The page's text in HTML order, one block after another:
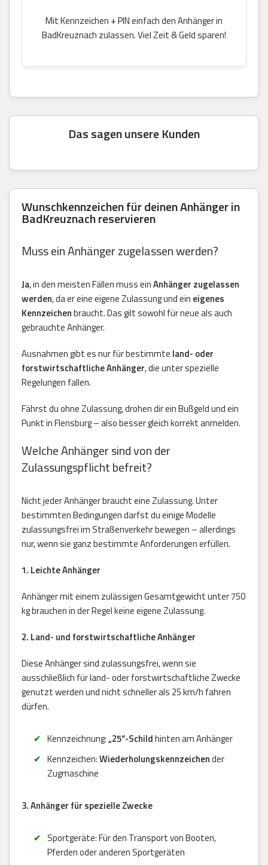
Mit Kennzeichen + PIN einfach den Anhänger in
BadKreuznach zulassen. Viel Zeit & Geld sparen!
Das sagen unsere Kunden
Wunschkennzeichen für deinen Anhänger in
BadKreuznach reservieren
Muss ein Anhänger zugelassen werden?
Ja, in den meisten Fällen muss einAnhänger zugelassen
werden, da er eine eigene Zulassung und ein eigenes
Kennzeichenbraucht. Das gilt sowohl für neue als auch
gebrauchte Anhänger.
Ausnahmen gibt es nur für bestimmte land- oder
forstwirtschaftliche Anhänger, die unter spezielle
Regelungen fallen.
Fährst du ohne Zulassung, drohen dir ein Bußgeld und ein
Punkt in Flensburg – also besser gleich korrekt anmelden.
Welche Anhänger sind von der
Zulassungspflicht befreit?
Nicht jeder Anhänger braucht eine Zulassung. Unter
bestimmten Bedingungen darfst du einige Modelle
zulassungsfrei im Straßenverkehr bewegen – allerdings
nur, wenn sie ganz bestimmte Anforderungen erfüllen.
1. Leichte Anhänger
Anhänger mit einem zulässigen Gesamtgewicht unter 750
kg brauchen in der Regel keine eigene Zulassung.
2. Land- und forstwirtschaftliche Anhänger
Diese Anhänger sind zulassungsfrei, wenn sie
ausschließlich für land- oder forstwirtschaftliche Zwecke
genutzt werden und nicht schneller als 25 km/h fahren
dürfen.
Kennzeichnung:„25“-Schildhinten am Anhänger
Kennzeichen:Wiederholungskennzeichender
Zugmaschine
3. Anhänger für spezielle Zwecke
Sportgeräte: Für den Transport von Booten,
Pferden oder anderen Sportgeräten